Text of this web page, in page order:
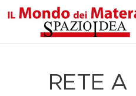
RETE A